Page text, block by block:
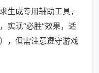
生成专用辅助工具，
实现“必胜”效果，适
，但需注意遵守游戏